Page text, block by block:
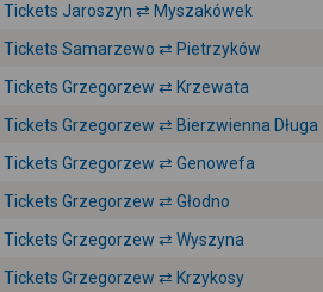
Tickets Jaroszyn ⇄ Myszakówek
Tickets Samarzewo ⇄ Pietrzyków
Tickets Grzegorzew ⇄ Krzewata
Tickets Grzegorzew ⇄ Bierzwienna Długa
Tickets Grzegorzew ⇄ Genowefa
Tickets Grzegorzew ⇄ Głodno
Tickets Grzegorzew ⇄ Wyszyna
Tickets Grzegorzew ⇄ Krzykosy